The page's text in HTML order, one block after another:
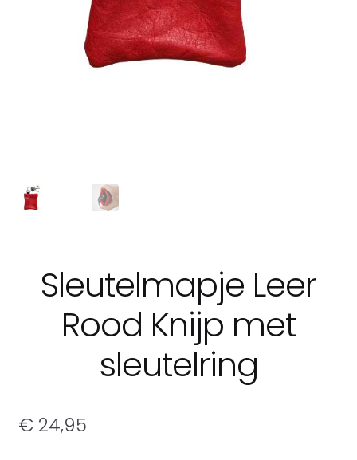
Sleutelmapje Leer
Rood Knijp met
sleutelring
€ 24,95